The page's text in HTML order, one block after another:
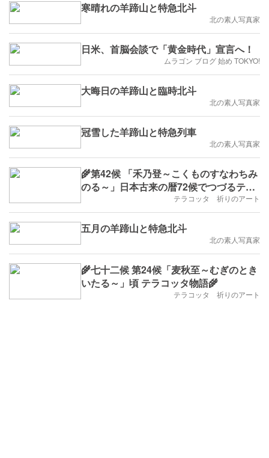
寒晴れの羊蹄山と特急北斗
北の素人写真家
日米、首脳会談で「黄金時代」宣言へ！
ムラゴン ブログ 始め TOKYO!
大晦日の羊蹄山と臨時北斗
北の素人写真家
冠雪した羊蹄山と特急列車
北の素人写真家
🌾第42候 「禾乃登～こくものすなわちみ
のる～」日本古来の暦72候でつづるテラ
テラコッタ 祈りのアート
五月の羊蹄山と特急北斗
北の素人写真家
🌾七十二候 第24候「麦秋至～むぎのとき
いたる～」頃 テラコッタ物語🌾
テラコッタ 祈りのアート